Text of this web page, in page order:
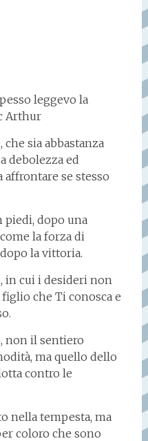
leggevo la
Arthur
sia abbastanza
debolezza ed
affrontare se stesso
piedi, dopo una
la forza di
la vittoria.
in cui i desideri non
che Ti conosca e
non il sentiero
ma quello dello
contro le
nella tempesta, ma
coloro che sono